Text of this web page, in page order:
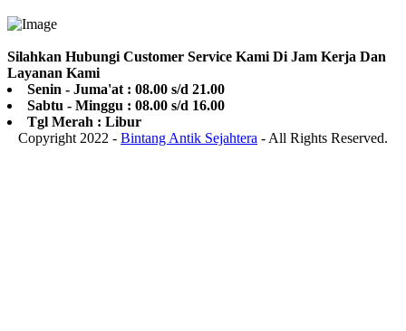
Silahkan Hubungi Customer Service Kami Di Jam Kerja Dan
Layanan Kami
Senin - Juma'at : 08.00 s/d 21.00
Sabtu - Minggu : 08.00 s/d 16.00
Tgl Merah : Libur
Copyright 2022 - Bintang Antik Sejahtera - All Rights Reserved.